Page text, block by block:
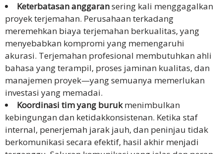
Keterbatasan anggaransering kali menggagalkan
proyek terjemahan. Perusahaan terkadang
meremehkan biaya terjemahan berkualitas, yang
menyebabkan kompromi yang memengaruhi
akurasi. Terjemahan profesional membutuhkan ahli
bahasa yang terampil, proses jaminan kualitas, dan
manajemen proyek—yang semuanya memerlukan
investasi yang memadai.
Koordinasi tim yang burukmenimbulkan
kebingungan dan ketidakkonsistenan. Ketika staf
internal, penerjemah jarak jauh, dan peninjau tidak
berkomunikasi secara efektif, hasil akhir menjadi
Formulir
Keluhan
Layanan
kepatuhan
perlindungan
data
Rekomendasikan
Kami